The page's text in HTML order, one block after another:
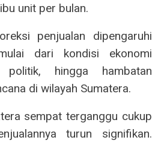
unit per bulan.
penjualan dipengaruhi
dari kondisi ekonomi
politik, hingga hambatan
di wilayah Sumatera.
sempat terganggu cukup
turun signifikan.